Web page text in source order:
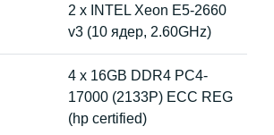
2 x INTEL Xeon E5-2660
v3 (10 ядер, 2.60GHz)
4 x 16GB DDR4 PC4-
17000 (2133P) ECC REG
(hp certified)